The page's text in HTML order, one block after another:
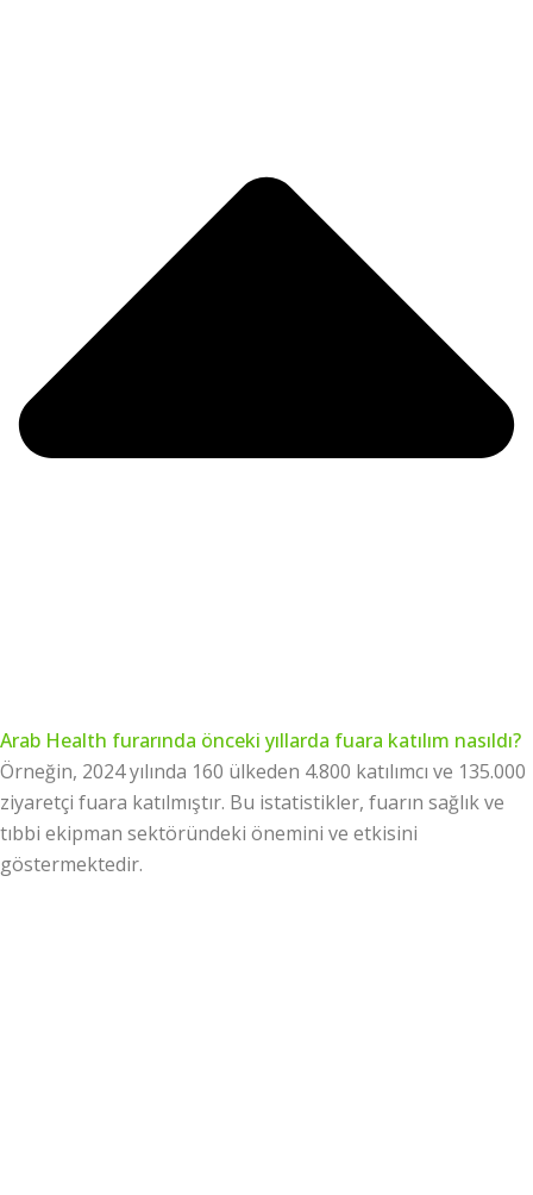
Arab Health furarında önceki yıllarda fuara katılım nasıldı?
Örneğin, 2024 yılında 160 ülkeden 4.800 katılımcı ve 135.000
ziyaretçi fuara katılmıştır. Bu istatistikler, fuarın sağlık ve
tıbbi ekipman sektöründeki önemini ve etkisini
göstermektedir.